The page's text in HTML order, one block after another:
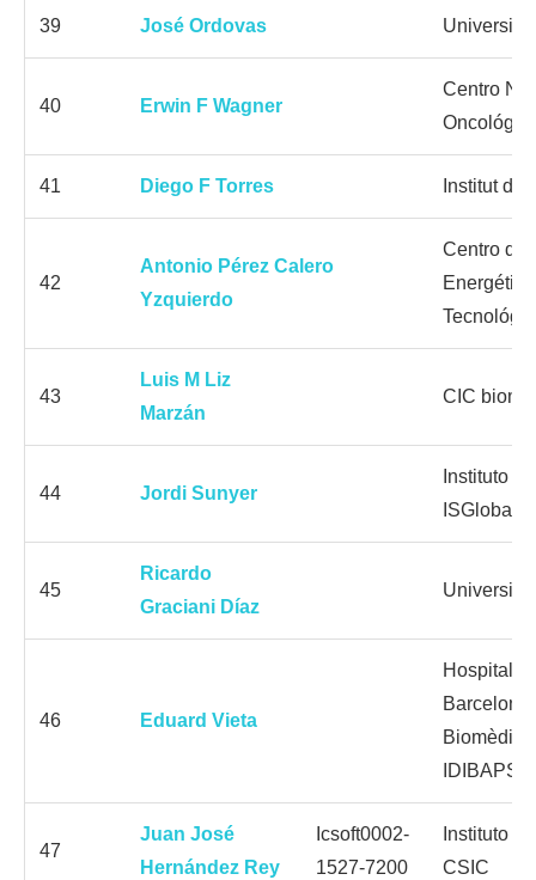
39 José Ordovas
40 Erwin F Wagner
Centro
41 Diego F Torres Institut de
42
Antonio Pérez Calero
Yzquierdo
Centro de
43
Luis M Liz
Marzán
CIC
44 Jordi Sunyer
Instituto
ISGlobal
45
Ricardo
Graciani Díaz
46 Eduard Vieta
Hospital
IDIBAPS;
47
Juan José
Hernández Rey
Icsoft0002-
1527-7200
Instituto
CSIC